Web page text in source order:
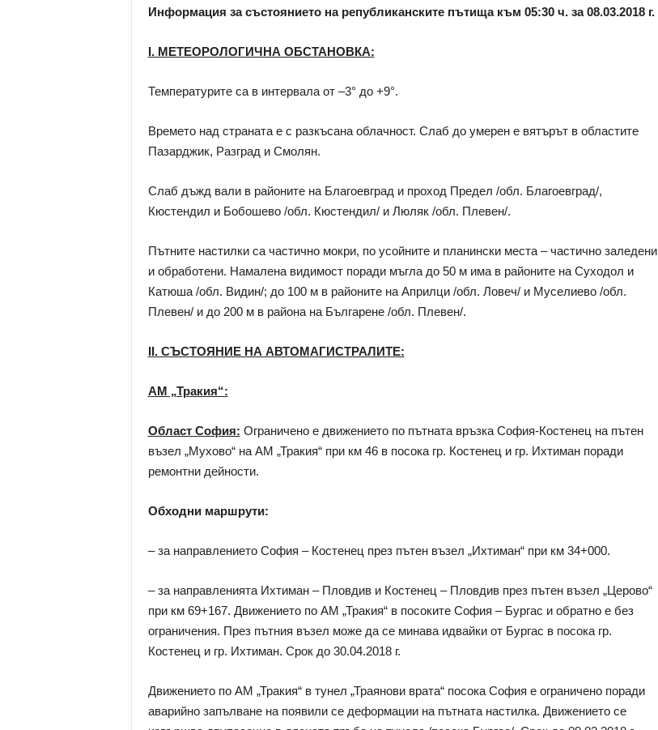
Информация за състоянието на републиканските пътища към 05:30 ч. за 08.03.2018 г.
І. МЕТЕОРОЛОГИЧНА ОБСТАНОВКА:
Температурите са в интервала от –3° до +9°.
Времето над страната е с разкъсана облачност. Слаб до умерен е вятърът в областите
Пазарджик, Разград и Смолян.
Слаб дъжд вали в районите на Благоевград и проход Предел /обл. Благоевград/,
Кюстендил и Бобошево /обл. Кюстендил/ и Люляк /обл. Плевен/.
Пътните настилки са частично мокри, по усойните и планински места – частично заледени
и обработени. Намалена видимост поради мъгла до 50 м има в районите на Суходол и
Катюша /обл. Видин/; до 100 м в районите на Априлци /обл. Ловеч/ и Муселиево /обл.
Плевен/ и до 200 м в района на Българене /обл. Плевен/.
ІІ. СЪСТОЯНИЕ НА АВТОМАГИСТРАЛИТЕ:
АМ „Тракия“:
Област София: Ограничено е движението по пътната връзка София-Костенец на пътен
възел „Мухово“ на АМ „Тракия“ при км 46 в посока гр. Костенец и гр. Ихтиман поради
ремонтни дейности.
Обходни маршрути:
– за направлението София – Костенец през пътен възел „Ихтиман“ при км 34+000.
– за направленията Ихтиман – Пловдив и Костенец – Пловдив през пътен възел „Церово“
при км 69+167. Движението по АМ „Тракия“ в посоките София – Бургас и обратно е без
ограничения. През пътния възел може да се минава идвайки от Бургас в посока гр.
Костенец и гр. Ихтиман. Срок до 30.04.2018 г.
Движението по АМ „Тракия“ в тунел „Траянови врата“ посока София е ограничено поради
аварийно запълване на появили се деформации на пътната настилка. Движението се